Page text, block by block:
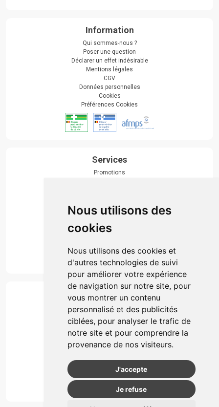
Nous utilisons des
cookies
Nous utilisons des cookies et
d'autres technologies de suivi
pour améliorer votre expérience
de navigation sur notre site, pour
vous montrer un contenu
personnalisé et des publicités
ciblées, pour analyser le trafic de
notre site et pour comprendre la
provenance de nos visiteurs.
J'accepte
Je refuse
Information
Qui sommes-nous ?
Poser une question
Déclarer un effet indésirable
Mentions légales
CGV
Données personnelles
Cookies
Préférences Cookies
Services
Promotions
Actualités & conseils
Événements
Marques
Suivez-nous
Paiement
Simple, rapide et 100% sécurisé
Retrait & Livriason
Retrait en automate ou Locker
Livraison chez vous